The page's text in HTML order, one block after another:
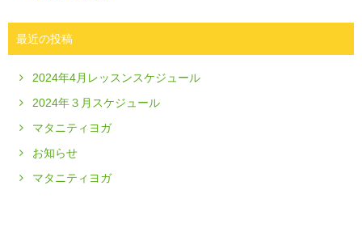
最近の投稿
2024年4月レッスンスケジュール
2024年３月スケジュール
マタニティヨガ
お知らせ
マタニティヨガ